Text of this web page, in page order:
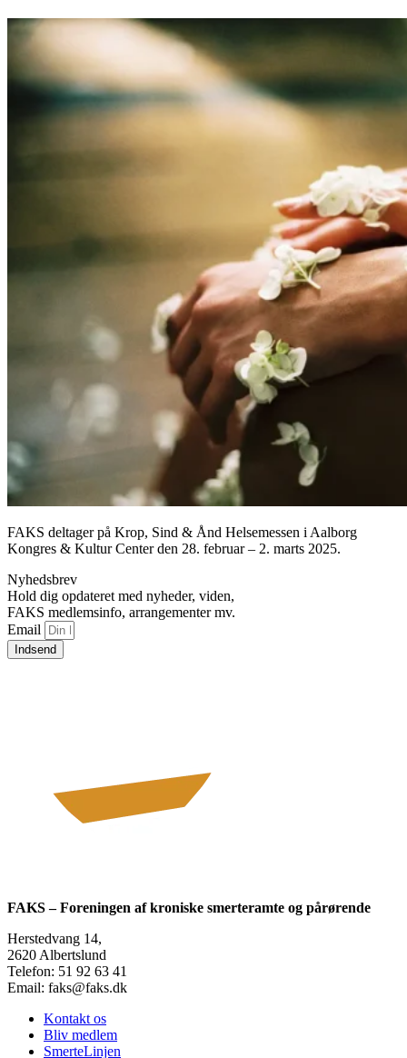
FAKS deltager på Krop, Sind & Ånd Helsemessen i Aalborg
Kongres & Kultur Center den 28. februar – 2. marts 2025.
Nyhedsbrev
Hold dig opdateret med nyheder, viden,
FAKS medlemsinfo, arrangementer mv.
Email
Indsend
FAKS – Foreningen af kroniske smerteramte og pårørende
Herstedvang 14,
2620 Albertslund
Telefon: 51 92 63 41
Email: faks@faks.dk
Kontakt os
Bliv medlem
SmerteLinjen